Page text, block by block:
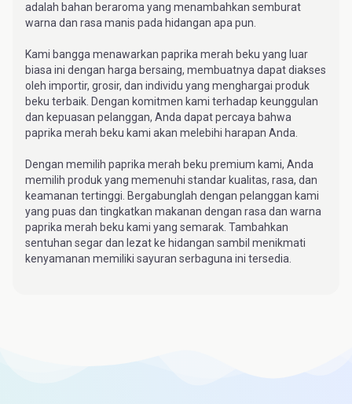
adalah bahan beraroma yang menambahkan semburat
warna dan rasa manis pada hidangan apa pun.
Kami bangga menawarkan paprika merah beku yang luar
biasa ini dengan harga bersaing, membuatnya dapat diakses
oleh importir, grosir, dan individu yang menghargai produk
beku terbaik. Dengan komitmen kami terhadap keunggulan
dan kepuasan pelanggan, Anda dapat percaya bahwa
paprika merah beku kami akan melebihi harapan Anda.
Dengan memilih paprika merah beku premium kami, Anda
memilih produk yang memenuhi standar kualitas, rasa, dan
keamanan tertinggi. Bergabunglah dengan pelanggan kami
yang puas dan tingkatkan makanan dengan rasa dan warna
paprika merah beku kami yang semarak. Tambahkan
sentuhan segar dan lezat ke hidangan sambil menikmati
kenyamanan memiliki sayuran serbaguna ini tersedia.